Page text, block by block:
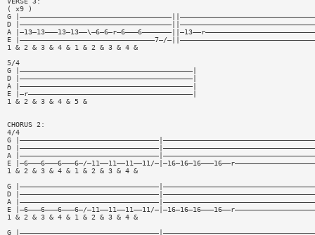
( x9 )
G
D
A
E |————————————————————————————————7—/
1 & 2 & 3 & 4 & 1 & 2 & 3 & 4 &
5/4
G |—————————————————————————————————————————|
D |—————————————————————————————————————————|
A |—————————————————————————————————————————|
E |—r———————————————————————————————————————|
1 & 2 & 3 & 4 & 5 &
CHORUS 2:
4/4
G
D
A
E |—6———6———6———6—/—11——11——11——11/
1 & 2 & 3 & 4 & 1 & 2 & 3 & 4 &
G
D
A
E |—6———6———6———6—/—11——11——11——11/
1 & 2 & 3 & 4 & 1 & 2 & 3 & 4 &
G